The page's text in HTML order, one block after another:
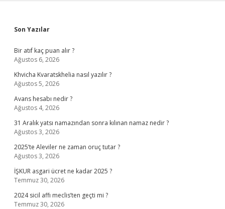
Sidebar
Son Yazılar
Bir atıf kaç puan alır ?
Ağustos 6, 2026
Khvicha Kvaratskhelia nasıl yazılır ?
Ağustos 5, 2026
Avans hesabı nedir ?
Ağustos 4, 2026
31 Aralık yatsı namazından sonra kılınan namaz nedir ?
Ağustos 3, 2026
2025’te Aleviler ne zaman oruç tutar ?
Ağustos 3, 2026
İŞKUR asgari ücret ne kadar 2025 ?
Temmuz 30, 2026
2024 sicil affı meclis’ten geçti mi ?
Temmuz 30, 2026